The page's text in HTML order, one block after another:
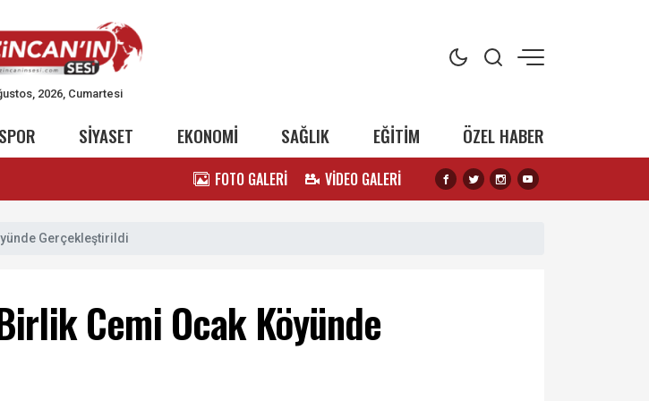
2026, Cumartesi
SPOR SİYASET EKONOMİ SAĞLIK EĞİTİM ÖZEL HABER
FOTO GALERİ VİDEO GALERİ
Gerçekleştirildi
Cemi Ocak Köyünde